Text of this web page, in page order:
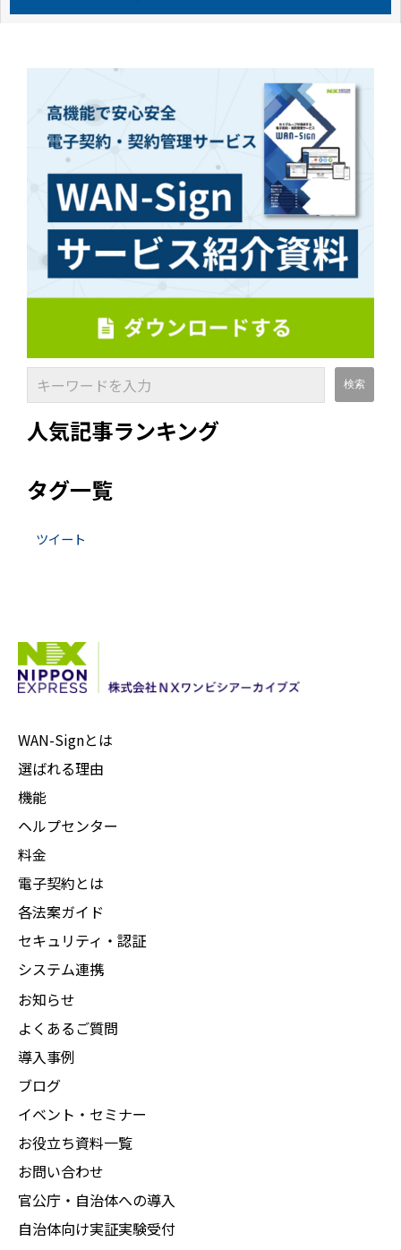
人気記事ランキング
タグ一覧
ツイート
WAN-Signとは
選ばれる理由
機能
ヘルプセンター
料金
電子契約とは
各法案ガイド
セキュリティ・認証
システム連携
お知らせ
よくあるご質問
導入事例
ブログ
イベント・セミナー
お役立ち資料一覧
お問い合わせ
官公庁・自治体への導入
自治体向け実証実験受付